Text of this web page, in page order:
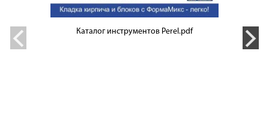
Каталог инструментов Perel.pdf